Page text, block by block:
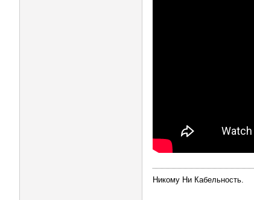
Никому Ни Кабельность.